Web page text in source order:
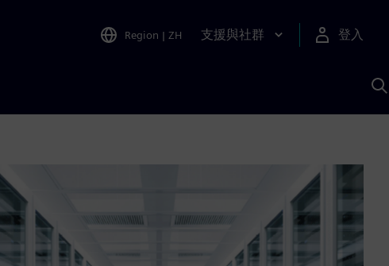
Region | ZH 支援與社群 登入